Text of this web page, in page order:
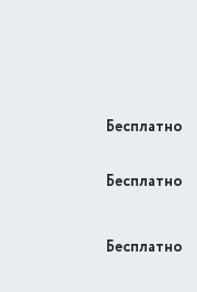
Бесплатно
Бесплатно
Бесплатно